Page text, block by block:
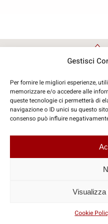
Gestisci
Per fornire le migliori esperienze,
memorizzare e/o accedere alle
queste tecnologie ci permetterà di
navigazione o ID unici su questo
consenso può influire
Visualizza
Cookie
© Copyright
P.IVA: